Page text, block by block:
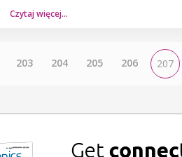
Czytaj więcej…
203 204 205 206 207